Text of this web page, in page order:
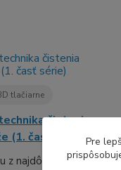
tlačiarne
čistenia
(1. časť série)
z najdôležitejších,
Pre